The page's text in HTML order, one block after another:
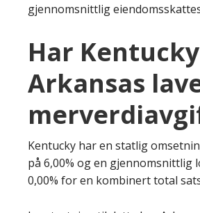
gjennomsnittlig
Har
Arkansas
Kentucky har en statlig
på 6,00% og en gjennomsnittlig
0,00% for en kombinert total